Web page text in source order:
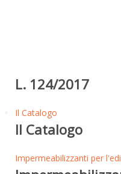
L. 124/2017
Il Catalogo
Il Catalogo
Impermeabilizzanti per